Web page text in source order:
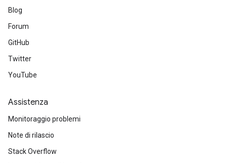
Blog
Forum
GitHub
Twitter
YouTube
Assistenza
Monitoraggio problemi
Note di rilascio
Stack Overflow